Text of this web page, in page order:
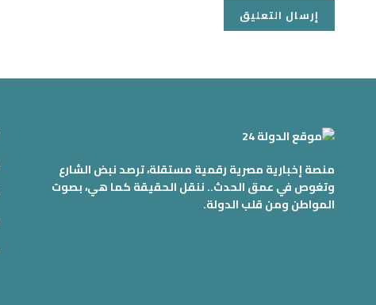
منصة إخبارية مصرية رقمية مستقلة، ترصد نبض الشارع
وتغوص في عمق الحدث.. ننقل الحقيقة كما هي، بصوت
المواطن ومن قلب الدولة.